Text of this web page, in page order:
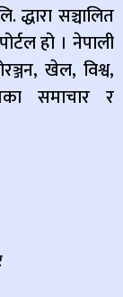
द्धारा सञ्चालित
हो । नेपाली
खेल, विश्व,
समाचार र